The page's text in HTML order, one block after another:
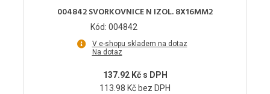
004842 SVORKOVNICE N IZOL. 8X16MM2
Kód: 004842
V e-shopu skladem na dotaz
Na dotaz
137.92 Kč s DPH
113.98 Kč bez DPH